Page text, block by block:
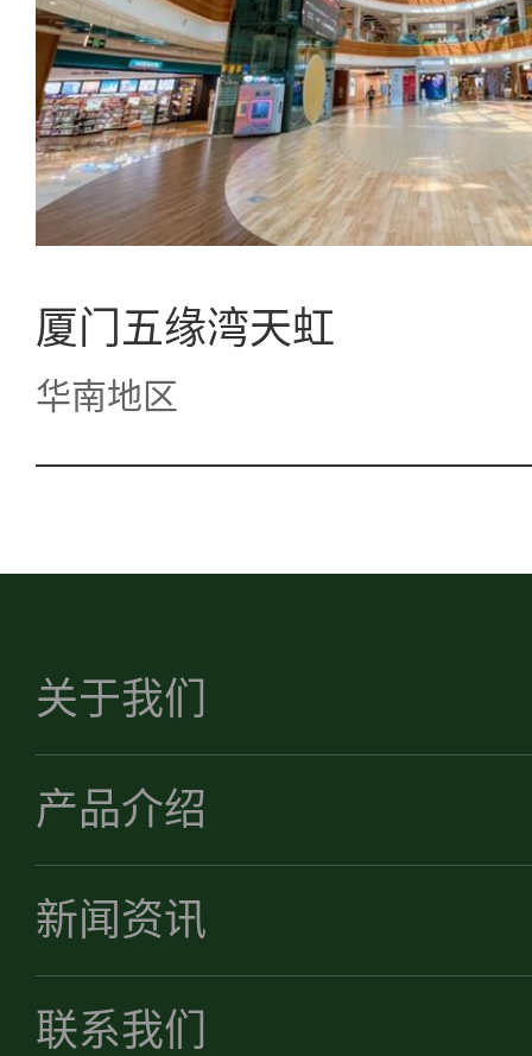
厦门五缘湾天虹
华南地区
关于我们
产品介绍
新闻资讯
联系我们